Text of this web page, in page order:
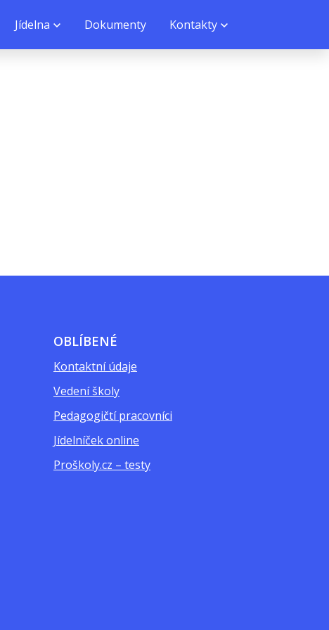
Jídelna Dokumenty Kontakty
OBLÍBENÉ
Kontaktní údaje
Vedení školy
Pedagogičtí pracovníci
Jídelníček online
Proškoly.cz – testy